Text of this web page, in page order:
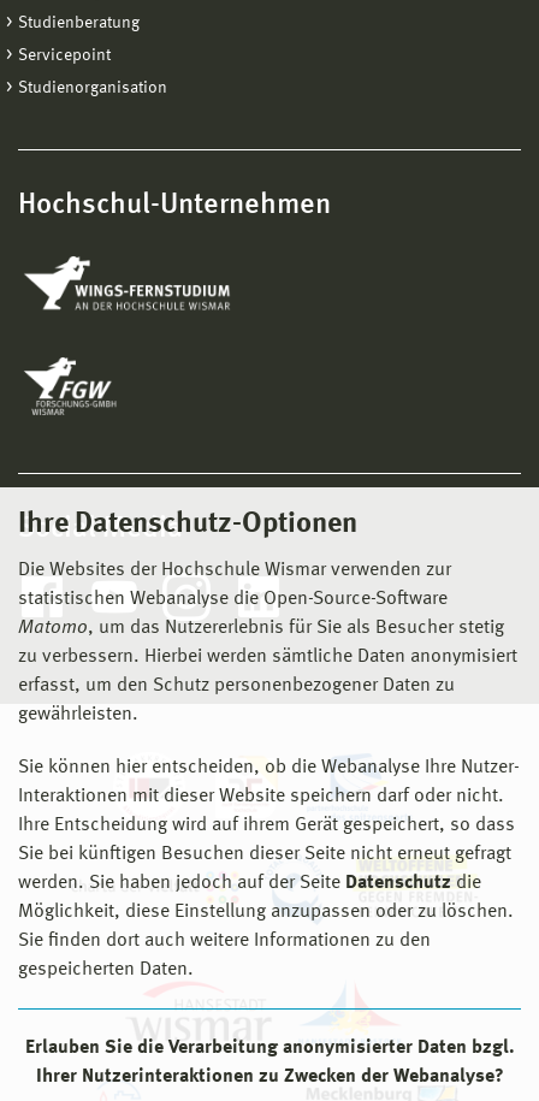
Ihre Datenschutz-Optionen
Die Websites der Hochschule Wismar verwenden zur
statistischen Webanalyse die Open-Source-Software
Matomo, um das Nutzererlebnis für Sie als Besucher stetig
zu verbessern. Hierbei werden sämtliche Daten anonymisiert
erfasst, um den Schutz personenbezogener Daten zu
gewährleisten.
Sie können hier entscheiden, ob die Webanalyse Ihre Nutzer-
Interaktionen mit dieser Website speichern darf oder nicht.
Ihre Entscheidung wird auf ihrem Gerät gespeichert, so dass
Sie bei künftigen Besuchen dieser Seite nicht erneut gefragt
werden. Sie haben jedoch auf der Seite Datenschutz die
Möglichkeit, diese Einstellung anzupassen oder zu löschen.
Sie finden dort auch weitere Informationen zu den
gespeicherten Daten.
Erlauben Sie die Verarbeitung anonymisierter Daten bzgl.
Ihrer Nutzerinteraktionen zu Zwecken der Webanalyse?
Studienberatung
Servicepoint
Studienorganisation
Hochschul-Unternehmen
Social Media